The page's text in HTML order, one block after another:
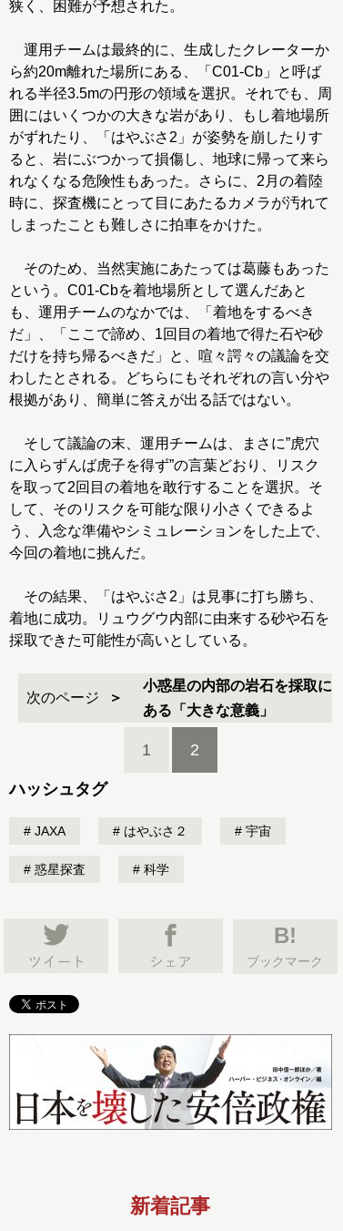
狭く、困難が予想された。
運用チームは最終的に、生成したクレーターか
ら約20m離れた場所にある、「C01-Cb」と呼ば
れる半径3.5mの円形の領域を選択。それでも、周
囲にはいくつかの大きな岩があり、もし着地場所
がずれたり、「はやぶさ2」が姿勢を崩したりす
ると、岩にぶつかって損傷し、地球に帰って来ら
れなくなる危険性もあった。さらに、2月の着陸
時に、探査機にとって目にあたるカメラが汚れて
しまったことも難しさに拍車をかけた。
そのため、当然実施にあたっては葛藤もあった
という。C01-Cbを着地場所として選んだあと
も、運用チームのなかでは、「着地をするべき
だ」、「ここで諦め、1回目の着地で得た石や砂
だけを持ち帰るべきだ」と、喧々諤々の議論を交
わしたとされる。どちらにもそれぞれの言い分や
根拠があり、簡単に答えが出る話ではない。
そして議論の末、運用チームは、まさに”虎穴
に入らずんば虎子を得ず”の言葉どおり、リスク
を取って2回目の着地を敢行することを選択。そ
して、そのリスクを可能な限り小さくできるよ
う、入念な準備やシミュレーションをした上で、
今回の着地に挑んだ。
その結果、「はやぶさ2」は見事に打ち勝ち、
着地に成功。リュウグウ内部に由来する砂や石を
採取できた可能性が高いとしている。
次のページ
小惑星の内部の岩石を採取に
ある「大きな意義」
1 2
ハッシュタグ
JAXA はやぶさ２ 宇宙
惑星探査 科学
B!
ブックマーク
新着記事